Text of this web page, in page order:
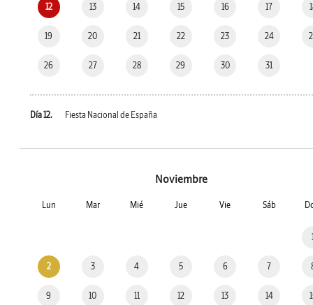
12 13 14 15 16 17
19 20 21 22 23 24
26 27 28 29 30 31
Día 12. Fiesta Nacional de España
Noviembre
Lun Mar Mié Jue Vie Sáb
2 3 4 5 6 7
9 10 11 12 13 14